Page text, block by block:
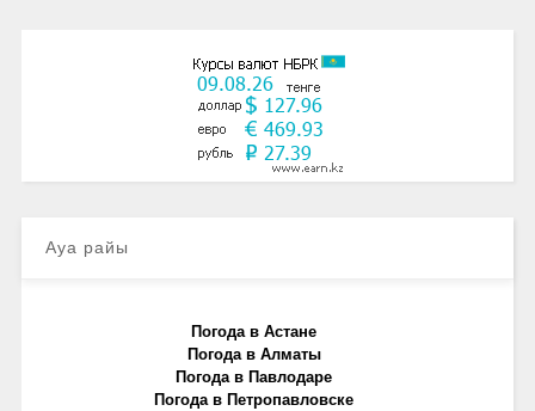
Ауа райы
Погода в Астане
Погода в Алматы
Погода в Павлодаре
Погода в Петропавловске